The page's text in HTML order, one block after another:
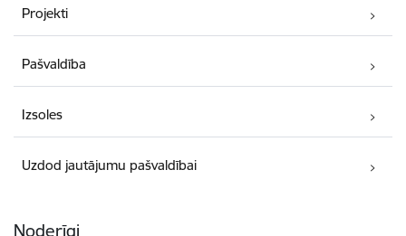
Projekti
Pašvaldība
Izsoles
Uzdod jautājumu pašvaldībai
Noderīgi